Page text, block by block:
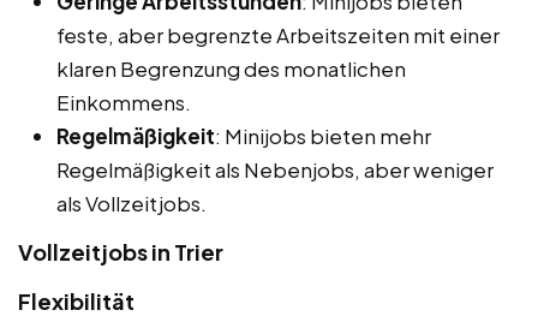
feste, aber begrenzte Arbeitszeiten mit einer
klaren Begrenzung des monatlichen
Einkommens.
Regelmäßigkeit: Minijobs bieten mehr
Regelmäßigkeit als Nebenjobs, aber weniger
als Vollzeitjobs.
Vollzeitjobs in Trier
Flexibilität